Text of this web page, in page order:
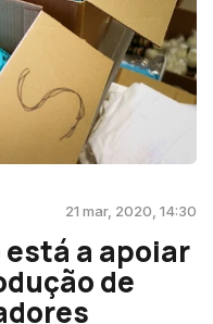
21 mar, 2020, 14:30
está a apoiar
de